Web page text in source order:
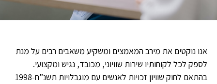
אנו נוקטים את מירב המאמצים ומשקיע משאבים רבים על מנת
לספק לכל לקוחותיו שירות שוויוני, מכובד, נגיש ומקצועי.
בהתאם לחוק שוויון זכויות לאנשים עם מוגבלויות תשנ”ח-1998